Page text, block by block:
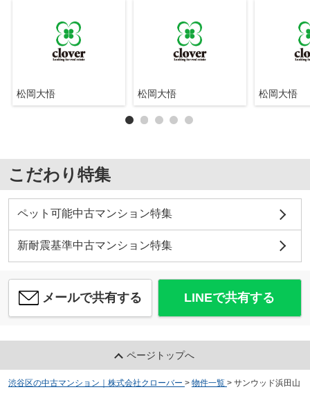
松岡大悟 松岡大悟 松岡大悟
こだわり特集
ペット可能中古マンション特集
新耐震基準中古マンション特集
メールで共有する LINEで共有する
ページトップへ
渋谷区の中古マンション｜株式会社クローバー > 物件一覧 > サンウッド浜田山